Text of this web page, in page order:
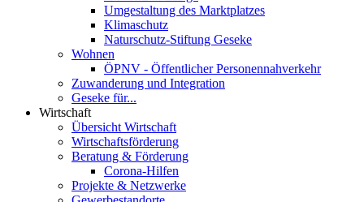
Umgestaltung des Marktplatzes
Klimaschutz
Naturschutz-Stiftung Geseke
Wohnen
ÖPNV - Öffentlicher Personennahverkehr
Zuwanderung und Integration
Geseke für...
Wirtschaft
Übersicht Wirtschaft
Wirtschaftsförderung
Beratung & Förderung
Corona-Hilfen
Projekte & Netzwerke